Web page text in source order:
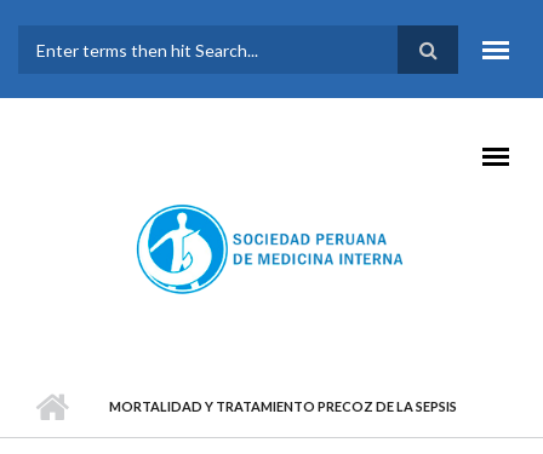
FORMULARIO DE
BÚSQUEDA
MORTALIDAD Y TRATAMIENTO PRECOZ DE LA SEPSIS